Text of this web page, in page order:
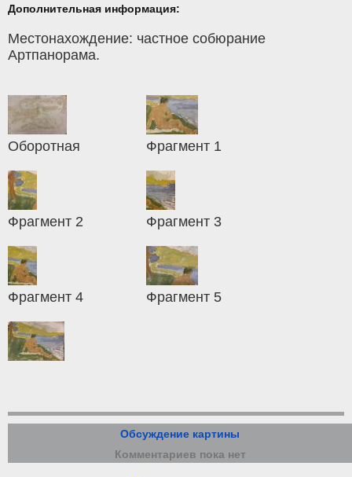
Дополнительная информация:
Местонахождение: частное собюрание
Артпанорама.
Оборотная Фрагмент 1
Фрагмент 2 Фрагмент 3
Фрагмент 4 Фрагмент 5
Обсуждение картины
Комментариев пока нет